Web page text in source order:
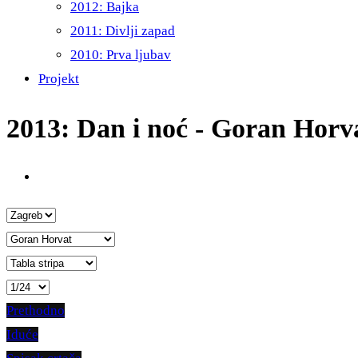
2012: Bajka
2011: Divlji zapad
2010: Prva ljubav
Projekt
2013: Dan i noć - Goran
Prethodno
Iduće